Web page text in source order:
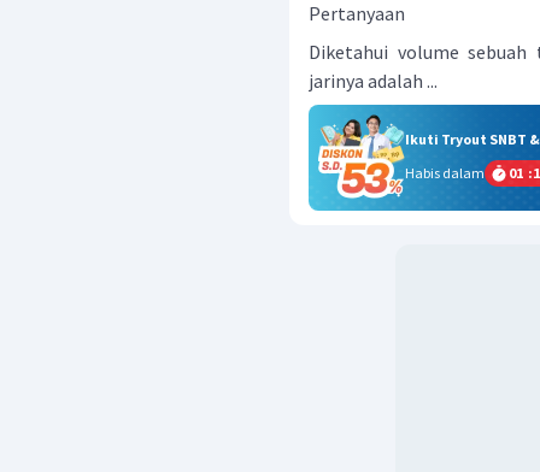
Pertanyaan
Diketahui volume
jarinya adalah ...
Ikuti Tryout SNBT
Habis dalam
01 :